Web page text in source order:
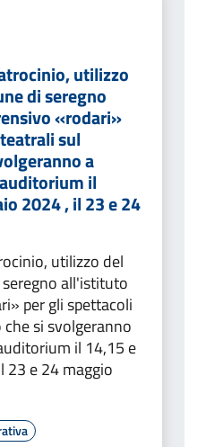
utilizzo
di seregno
«rodari»
sul
a
il
2024 , il 23 e 24
utilizzo del
all'istituto
per gli spettacoli
si svolgeranno
il 14,15 e
23 e 24 maggio